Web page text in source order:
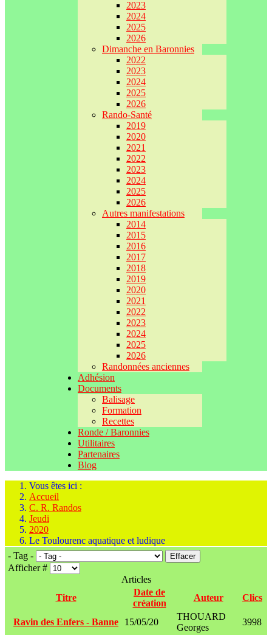
2023
2024
2025
2026
Dimanche en Baronnies
2022
2023
2024
2025
2026
Rando-Santé
2019
2020
2021
2022
2023
2024
2025
2026
Autres manifestations
2014
2015
2016
2017
2018
2019
2020
2021
2022
2023
2024
2025
2026
Randonnées anciennes
Adhésion
Documents
Balisage
Formation
Recettes
Ronde / Baronnies
Utilitaires
Partenaires
Blog
Vous êtes ici :
Accueil
C. R. Randos
Jeudi
2020
Le Toulourenc aquatique et ludique
- Tag -
Effacer
Afficher #
Articles
Titre
Date de
création
Auteur Clics
Ravin des Enfers - Banne 15/05/20
THOUARD
Georges
3998